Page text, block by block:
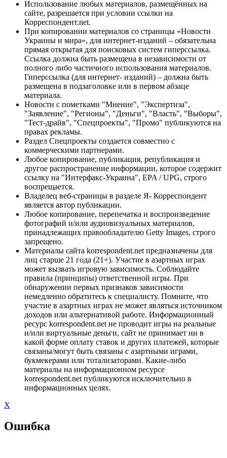
Использование любых материалов, размещённых на
сайте, разрешается при условии ссылки на
Корреспондент.net.
При копировании материалов со страницы «Новости
Украины и мира», для интернет-изданий – обязательна
прямая открытая для поисковых систем гиперссылка.
Ссылка должна быть размещена в независимости от
полного либо частичного использования материалов.
Гиперссылка (для интернет- изданий) – должна быть
размещена в подзаголовке или в первом абзаце
материала.
Новости с пометками "Мнение", "Экспертиза",
"Заявление", "Регионы", "Деньги", "Власть", "Выборы",
"Тест-драйв", "Спецпроекты", "Промо" публикуются на
правах рекламы.
Раздел Спецпроекты создается совместно с
коммерческими партнерами.
Любое копирование, публикация, републикация и
другое распространение информации, которое содержит
ссылку на "Интерфакс-Украина", EPA / UPG, строго
воспрещается.
Владелец веб-страницы в разделе Я- Корреспондент
является автор публикации.
Любое копирование, перепечатка и воспроизведение
фотографий и/или аудиовизуальных материалов,
принадлежащих правообладателю Getty Images, строго
запрещено.
Материалы сайта korrespondent.net предназначены для
лиц старше 21 года (21+). Участие в азартных играх
может вызвать игровую зависимость. Соблюдайте
правила (принципы) ответственной игры. При
обнаружении первых признаков зависимости
немедленно обратитесь к специалисту. Помните, что
участие в азартных играх не может являться источником
доходов или альтернативой работе. Информационный
ресурс korrespondent.net не проводит игры на реальные
и/или виртуальные деньги, сайт не принимает ни в
какой форме оплату ставок и других платежей, которые
связаны/могут быть связаны с азартными играми,
букмекерами или тотализаторами. Какие-либо
материалы на информационном ресурсе
korrespondent.net публикуются исключительно в
информационных целях.
X
Ошибка